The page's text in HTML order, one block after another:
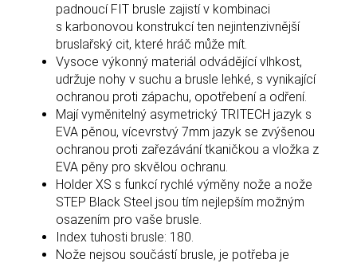
padnoucí FIT brusle zajistí v kombinaci
s karbonovou konstrukcí ten nejintenzivnější
bruslařský cit, které hráč může mít.
Vysoce výkonný materiál odvádějící vlhkost,
udržuje nohy v suchu a brusle lehké, s vynikající
ochranou proti zápachu, opotřebení a odření.
Mají vyměnitelný asymetrický TRITECH jazyk s
EVA pěnou, vícevrstvý 7mm jazyk se zvýšenou
ochranou proti zařezávání tkaničkou a vložka z
EVA pěny pro skvělou ochranu.
Holder XS s funkcí rychlé výměny nože a nože
STEP Black Steel jsou tím nejlepším možným
osazením pro vaše brusle.
Index tuhosti brusle: 180.
Nože nejsou součástí brusle, je potřeba je